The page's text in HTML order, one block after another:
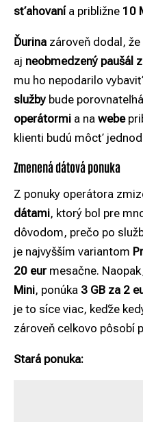
sťahovanía približne 10
Ďurina zároveň dodal,
aj neobmedzený paušál
mu ho nepodarilo
služby bude
operátormi a na webe
klienti budú môcť
Zmenená dátová ponuka
Z ponuky operátora
dátami, ktorý bol pre
dôvodom, prečo po
je najvyšším variantom
20 eur mesačne.
Mini, ponúka 3 GB za 2
je to síce viac, keďže
zároveň celkovo pôsobí
Stará ponuka: